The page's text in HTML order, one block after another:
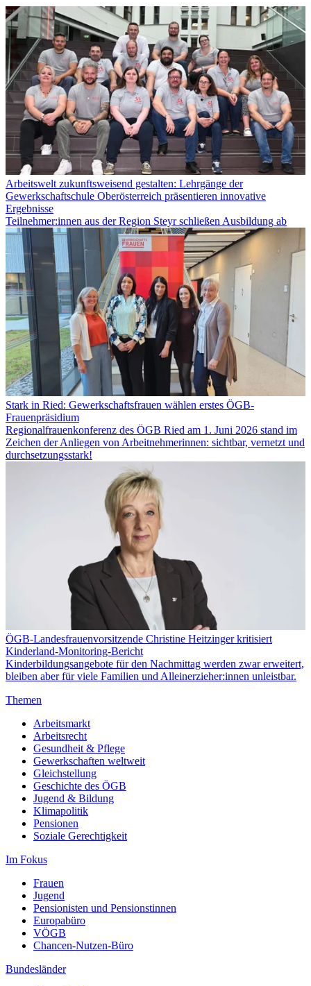
Arbeitswelt zukunftsweisend gestalten: Lehrgänge der
Gewerkschaftschule Oberösterreich präsentieren innovative
Ergebnisse
Teilnehmer:innen aus der Region Steyr schließen Ausbildung ab
Stark in Ried: Gewerkschaftsfrauen wählen erstes ÖGB-
Frauenpräsidium
Regionalfrauenkonferenz des ÖGB Ried am 1. Juni 2026 stand im
Zeichen der Anliegen von Arbeitnehmerinnen: sichtbar, vernetzt und
durchsetzungsstark!
ÖGB-Landesfrauenvorsitzende Christine Heitzinger kritisiert
Kinderland-Monitoring-Bericht
Kinderbildungsangebote für den Nachmittag werden zwar erweitert,
bleiben aber für viele Familien und Alleinerzieher:innen unleistbar.
Themen
Arbeitsmarkt
Arbeitsrecht
Gesundheit & Pflege
Gewerkschaften weltweit
Gleichstellung
Geschichte des ÖGB
Jugend & Bildung
Klimapolitik
Pensionen
Soziale Gerechtigkeit
Im Fokus
Frauen
Jugend
Pensionisten und Pensionstinnen
Europabüro
VÖGB
Chancen-Nutzen-Büro
Bundesländer